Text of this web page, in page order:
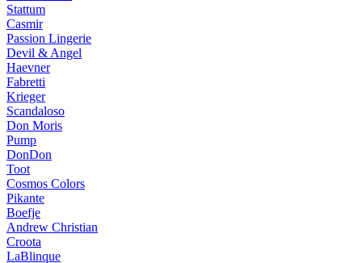
Stattum
Casmir
Passion Lingerie
Devil & Angel
Haevner
Fabretti
Krieger
Scandaloso
Don Moris
Pump
DonDon
Toot
Cosmos Colors
Pikante
Boefje
Andrew Christian
Croota
LaBlinque